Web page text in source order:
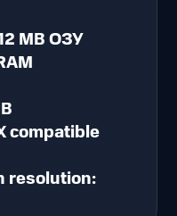
MB ОЗУ
compatible
resolution: